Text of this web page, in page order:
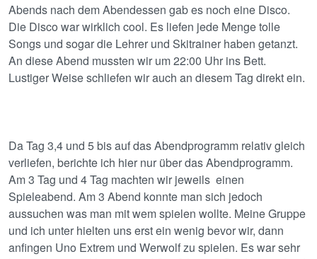
Abends nach dem Abendessen gab es noch eine Disco.
Die Disco war wirklich cool. Es liefen jede Menge tolle
Songs und sogar die Lehrer und Skitrainer haben getanzt.
An diese Abend mussten wir um 22:00 Uhr ins Bett.
Lustiger Weise schliefen wir auch an diesem Tag direkt ein.
Da Tag 3,4 und 5 bis auf das Abendprogramm relativ gleich
verliefen, berichte ich hier nur über das Abendprogramm.
Am 3 Tag und 4 Tag machten wir jeweils einen
Spieleabend. Am 3 Abend konnte man sich jedoch
aussuchen was man mit wem spielen wollte. Meine Gruppe
und ich unter hielten uns erst ein wenig bevor wir, dann
anfingen Uno Extrem und Werwolf zu spielen. Es war sehr